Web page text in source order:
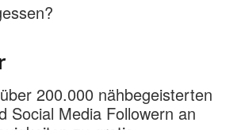
200.000 nähbegeisterten
Social Media Followern an